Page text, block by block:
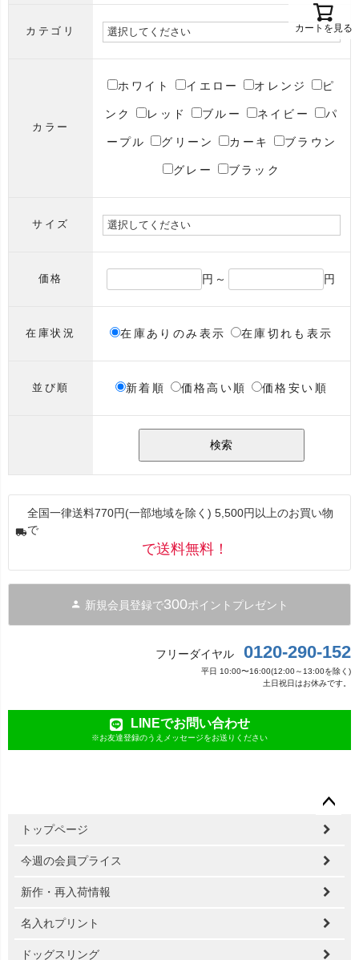
カートを見る
カテゴリ
カラー
ホワイト イエロー オレンジ ピ
ンク レッド ブルー ネイビー パ
ープル グリーン カーキ ブラウン
グレー ブラック
サイズ
価格 円～ 円
在庫状況 在庫ありのみ表示 在庫切れも表示
並び順 新着順 価格高い順 価格安い順
検索
全国一律送料770円(一部地域を除く) 5,500円以上のお買い物
で
で送料無料！
新規会員登録で300ポイントプレゼント
フリーダイヤル 0120-290-152
平日 10:00〜16:00(12:00～13:00を除く)
土日祝日はお休みです。
LINEでお問い合わせ
※お友達登録のうえメッセージをお送りください
ペー
ップ
トップページ
今週の会員プライス
新作・再入荷情報
名入れプリント
ドッグスリング